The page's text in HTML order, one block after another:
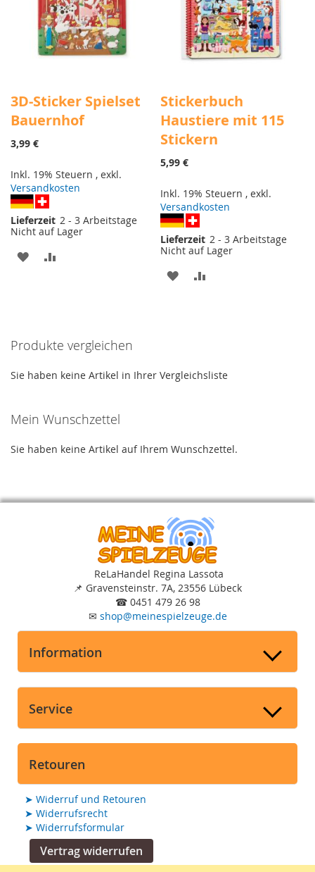
3D-Sticker Spielset
Bauernhof
3,99 €
Inkl. 19% Steuern , exkl.
Versandkosten
Lieferzeit 2 - 3 Arbeitstage
Nicht auf Lager
ZUR
Stickerbuch
Haustiere mit 115
Stickern
5,99 €
Inkl. 19% Steuern ,exkl.
Versandkosten
Lieferzeit 2 - 3 Arbeitstage
Nicht auf Lager
ZUR
Produkte vergleichen
Sie haben keine Artikel in Ihrer Vergleichsliste
Mein Wunschzettel
Sie haben keine Artikel auf Ihrem Wunschzettel.
ReLaHandel Regina Lassota
📌 Gravensteinstr. 7A, 23556 Lübeck
☎ 0451 479 26 98
✉ shop@meinespielzeuge.de
Information
Service
Retouren
➤ Widerruf und Retouren
➤ Widerrufsrecht
➤ Widerrufsformular
Vertrag widerrufen